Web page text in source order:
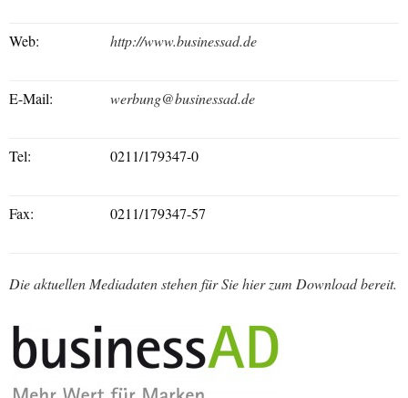
Web: http://www.businessad.de
E-Mail: werbung@businessad.de
Tel: 0211/179347-0
Fax: 0211/179347-57
Die aktuellen Mediadaten stehen für Sie hier zum Download bereit.